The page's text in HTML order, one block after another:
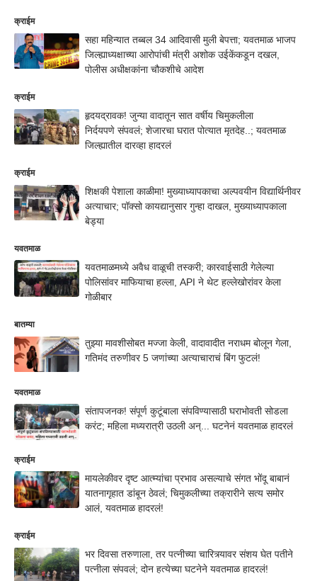
क्राईम
सहा महिन्यात तब्बल 34 आदिवासी मुली बेपत्ता; यवतमाळ भाजप
जिल्ह्याध्यक्षाच्या आरोपांची मंत्री अशोक उईकेंकडून दखल,
पोलीस अधीक्षकांना चौकशीचे आदेश
क्राईम
हृदयद्रावक! जुन्या वादातून सात वर्षीय चिमुकलीला
निर्दयपणे संपवलं; शेजारचा घरात पोत्यात मृतदेह..; यवतमाळ
जिल्ह्यातील दारव्हा हादरलं
क्राईम
शिक्षकी पेशाला काळीमा! मुख्याध्यापकाचा अल्पवयीन विद्यार्थिनीवर
अत्याचार; पॉक्सो कायद्यानुसार गुन्हा दाखल, मुख्याध्यापकाला
बेड्या
यवतमाळ
यवतमाळमध्ये अवैध वाळूची तस्करी; कारवाईसाठी गेलेल्या
पोलिसांवर माफियाचा हल्ला, API ने थेट हल्लेखोरांवर केला
गोळीबार
बातम्या
तुझ्या मावशीसोबत मज्जा केली, वादावादीत नराधम बोलून गेला,
गतिमंद तरुणीवर 5 जणांच्या अत्याचाराचं बिंग फुटलं!
यवतमाळ
संतापजनक! संपूर्ण कुटूंबाला संपविण्यासाठी घराभोवती सोडला
करंट; महिला मध्यरात्री उठली अन्... घटनेनं यवतमाळ हादरलं
क्राईम
मायलेकीवर दृष्ट आत्म्यांचा प्रभाव असल्याचे संगत भोंदू बाबानं
यातनागृहात डांबून ठेवलं; चिमुकलीच्या तक्रारीने सत्य समोर
आलं, यवतमाळ हादरलं!
क्राईम
भर दिवसा तरुणाला, तर पत्नीच्या चारित्र्यावर संशय घेत पतीने
पत्नीला संपवलं; दोन हत्येच्या घटनेने यवतमाळ हादरलं!